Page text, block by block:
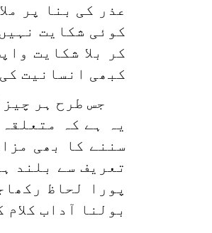
عذر کی بنا پر
کوئی شکایت
کر بلا شکایت
کبھی انسانیت
جس طرح ہر
یہ ہے کہ
سننے کا بھی
تعریف سے بلند
پورا لحاظ
بولنا آداب کلام